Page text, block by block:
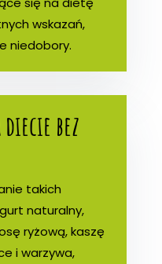
wskazań,
niedobory.
bez
takich
naturalny,
ryżową, kaszę
i warzywa,